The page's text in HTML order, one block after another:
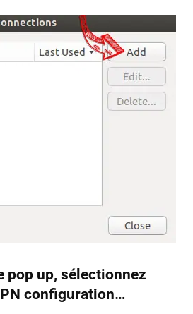
pop up, sélectionnez
configuration…